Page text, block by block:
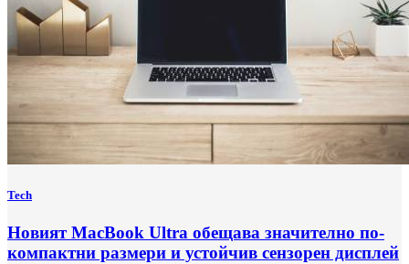
Tech
Новият MacBook Ultra обещава значително по-
компактни размери и устойчив сензорен дисплей